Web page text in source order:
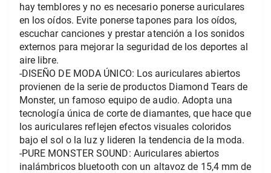
hay temblores y no es necesario ponerse auriculares
en los oídos. Evite ponerse tapones para los oídos,
escuchar canciones y prestar atención a los sonidos
externos para mejorar la seguridad de los deportes al
aire libre.
-DISEÑO DE MODA ÚNICO: Los auriculares abiertos
provienen de la serie de productos Diamond Tears de
Monster, un famoso equipo de audio. Adopta una
tecnología única de corte de diamantes, que hace que
los auriculares reflejen efectos visuales coloridos
bajo el sol o la luz y lideren la tendencia de la moda.
-PURE MONSTER SOUND: Auriculares abiertos
inalámbricos bluetooth con un altavoz de 15,4 mm de